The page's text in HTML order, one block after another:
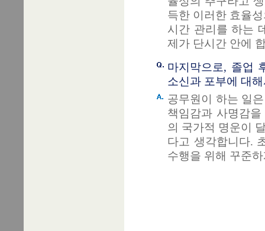
득한 이러한 효율
시간 관리를 하는
제가 단시간 안에
마지막으로, 졸업
소신과 포부에 대
공무원이 하는 일
책임감과 사명감
의 국가적 명운이
다고 생각합니다.
수행을 위해 꾸준